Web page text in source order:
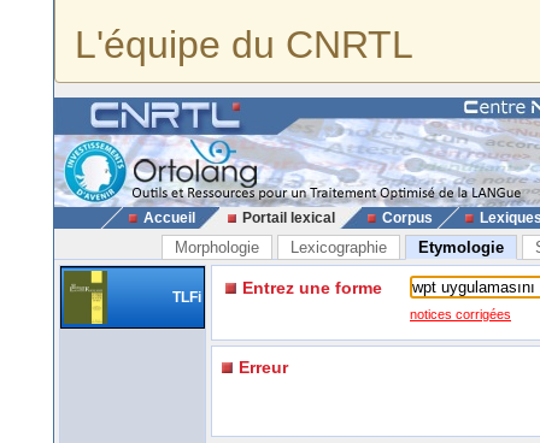
L'équipe du CNRTL
Accueil Portail lexical Corpus
Morphologie Lexicographie Etymologie
TLFi Entrez une forme
notices corrigées
Erreur